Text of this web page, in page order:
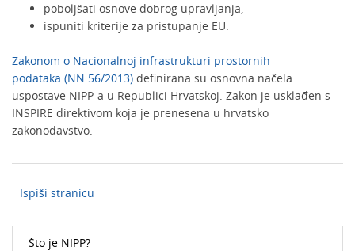
poboljšati osnove dobrog upravljanja,
ispuniti kriterije za pristupanje EU.
Zakonom o Nacionalnoj infrastrukturi prostornih
podataka (NN 56/2013) definirana su osnovna načela
uspostave NIPP-a u Republici Hrvatskoj. Zakon je usklađen s
INSPIRE direktivom koja je prenesena u hrvatsko
zakonodavstvo.
Ispiši stranicu
Što je NIPP?